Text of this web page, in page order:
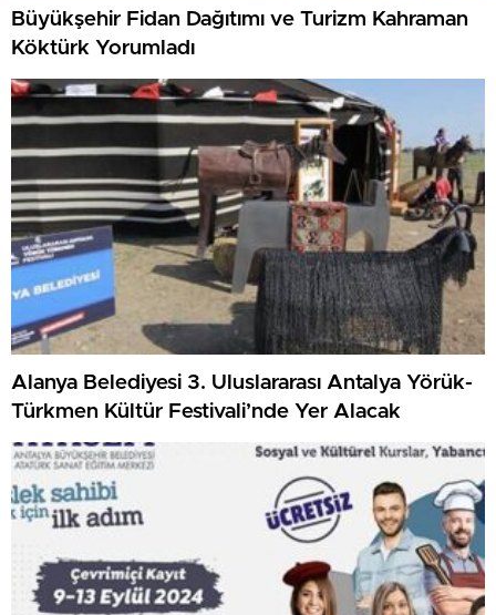
Büyükşehir Fidan Dağıtımı ve Turizm Kahraman
Köktürk Yorumladı
Alanya Belediyesi 3. Uluslararası Antalya Yörük-
Türkmen Kültür Festivali’nde Yer Alacak